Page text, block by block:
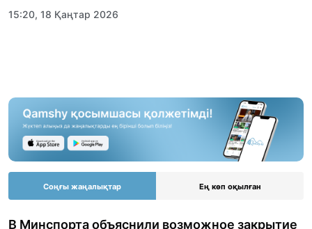
15:20, 18 Қаңтар 2026
Соңғы жаңалықтар Ең көп оқылған
В Минспорта объяснили возможное закрытие